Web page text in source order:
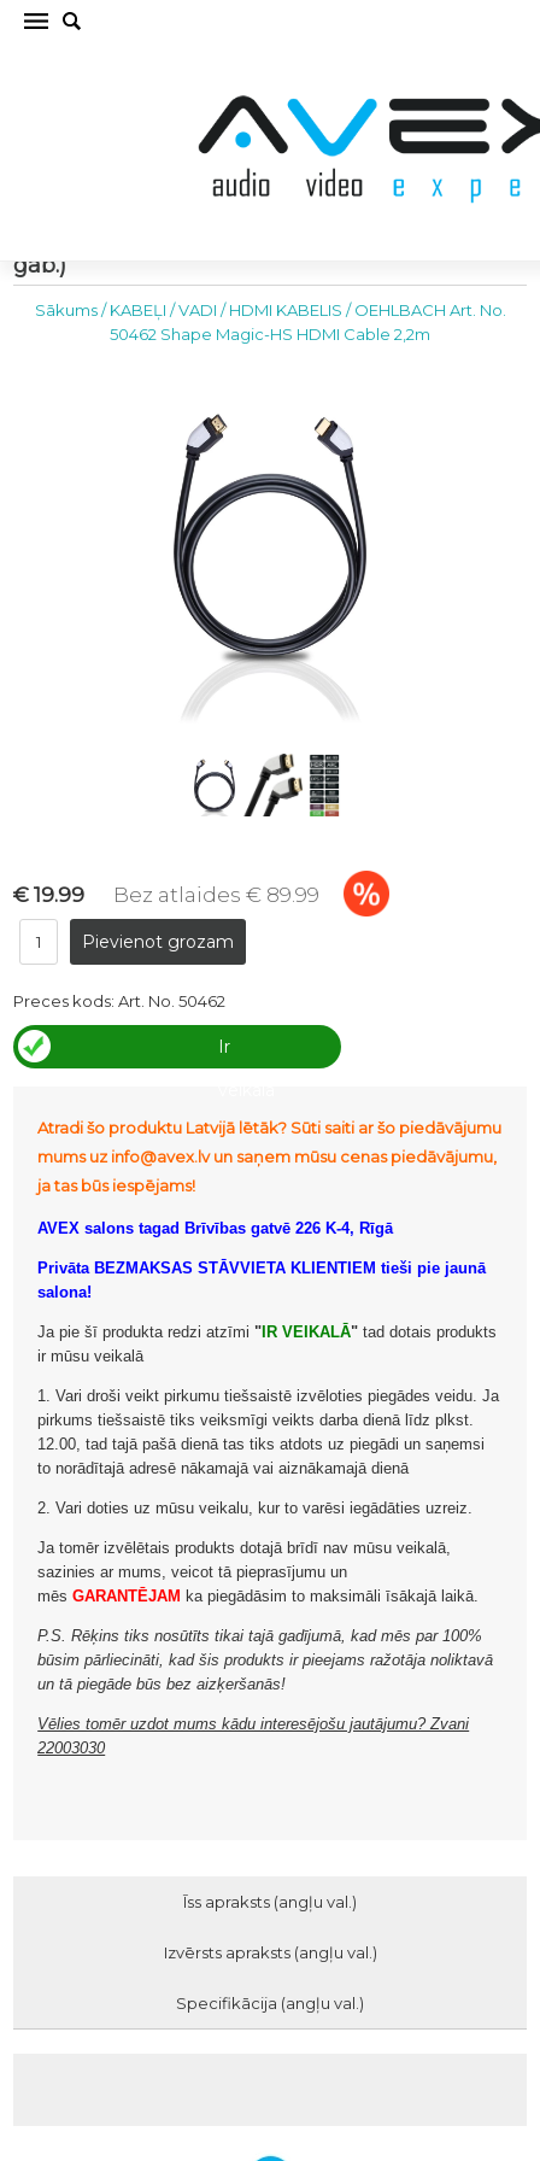
OEHLBACH Art. No. 50462 Shape Magic-HS
gab.)
Sākums/KABEĻI / VADI /HDMI KABELIS /OEHLBACH Art. No.
50462 Shape Magic-HS HDMI Cable 2,2m
€ 19.99 Bez atlaides € 89.99
Preces kods:Art. No. 50462
Ir
Atradi šo produktu Latvijā lētāk? Sūti saiti ar šo piedāvājumu
mums uz info@avex.lv un saņem mūsu cenas piedāvājumu,
ja tas būs iespējams!
AVEX salons tagad Brīvības gatvē 226 K-4, Rīgā
Privāta BEZMAKSAS STĀVVIETA KLIENTIEM tieši pie jaunā
salona!
Ja pie šī produkta redzi atzīmi " IR VEIKALĀ" tad dotais produkts
ir mūsu veikalā
1. Vari droši veikt pirkumu tiešsaistē izvēloties piegādes veidu. Ja
pirkums tiešsaistē tiks veiksmīgi veikts darba dienā līdz plkst.
12.00, tad tajā pašā dienā tas tiks atdots uz piegādi un saņemsi
to norādītajā adresē nākamajā vai aiznākamajā dienā
2. Vari doties uz mūsu veikalu, kur to varēsi iegādāties uzreiz.
Ja tomēr izvēlētais produkts dotajā brīdī nav mūsu veikalā,
sazinies ar mums, veicot tā pieprasījumu un
mēsGARANTĒJAM ka piegādāsim to maksimāli īsākajā laikā.
P.S. Rēķins tiks nosūtīts tikai tajā gadījumā, kad mēs par 100%
būsim pārliecināti, kad šis produkts ir pieejams ražotāja noliktavā
un tā piegāde būs bez aizķeršanās!
Vēlies tomēr uzdot mums kādu interesējošu jautājumu? Zvani
22003030
Īss apraksts (angļu val.)
Izvērsts apraksts (angļu val.)
Specifikācija (angļu val.)